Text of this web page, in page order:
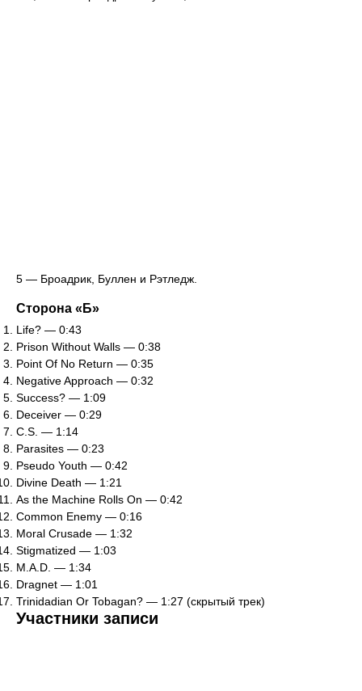
5 — Броадрик, Буллен и Рэтледж.
Сторона «Б»
Life? — 0:43
Prison Without Walls — 0:38
Point Of No Return — 0:35
Negative Approach — 0:32
Success? — 1:09
Deceiver — 0:29
C.S. — 1:14
Parasites — 0:23
Pseudo Youth — 0:42
Divine Death — 1:21
As the Machine Rolls On — 0:42
Common Enemy — 0:16
Moral Crusade — 1:32
Stigmatized — 1:03
M.A.D. — 1:34
Dragnet — 1:01
Trinidadian Or Tobagan? — 1:27 (скрытый трек)
Участники записи